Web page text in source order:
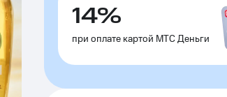
14%
при оплате картой МТС Деньги